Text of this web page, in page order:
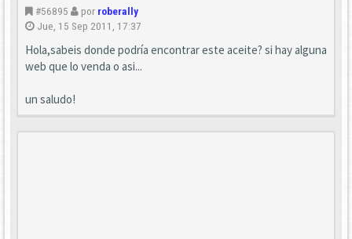
#56895 por roberally
Jue, 15 Sep 2011, 17:37
Hola,sabeis donde podría encontrar este aceite? si hay alguna
web que lo venda o asi...
un saludo!